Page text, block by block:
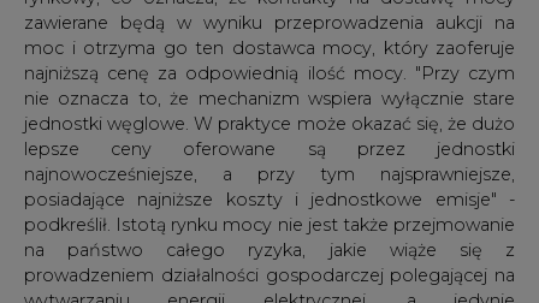
zaznaczył.
Jak dodał Tchórzewski, rynek mocy gwarantuje realizację
polskich ambicji rozwojowych, które nierozerwalnie łączą
się ze wzrostem zużycia energii elektrycznej na
mieszkańca. "Jeżeli w życiu codziennych chcemy się czuć
jak mieszkańcy Europy Zachodniej, to oznacza wzrost
zużycia energii elektrycznej o 30-40 proc. w ciągu
najbliższych kilkunastu lat, a na pewno o 25 proc. do 2030
r. I rynek mocy to gwarantuje" - podkreślił. Jak mówił,
dzięki temu będzie się opłacało budować elektrownie
konwencjonalne - nie tylko węglowe, ale i gazowe. "Bo